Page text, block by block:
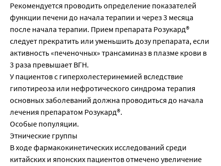
Рекомендуется проводить определение показателей
функции печени до начала терапии и через 3 месяца
после начала терапии. Прием препарата Розукард®
следует прекратить или уменьшить дозу препарата, если
активность «печеночных» трансаминаз в плазме крови в
3 раза превышает ВГН.
У пациентов с гиперхолестеринемией вследствие
гипотиреоза или нефротического синдрома терапия
основных заболеваний должна проводиться до начала
лечения препаратом Розукард®.
Особые популяции.
Этнические группы
В ходе фармакокинетических исследований среди
китайских и японских пациентов отмечено увеличение